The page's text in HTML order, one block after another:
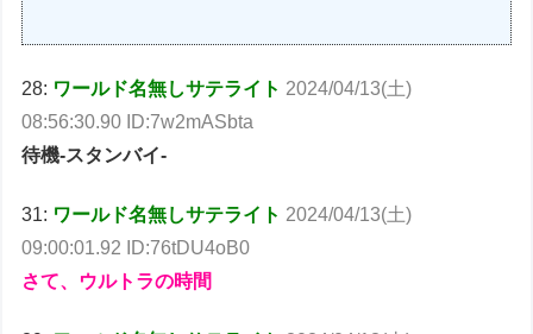
28: ワールド名無しサテライト 2024/04/13(土)
08:56:30.90 ID:7w2mASbta
待機-スタンバイ-
31: ワールド名無しサテライト 2024/04/13(土)
09:00:01.92 ID:76tDU4oB0
さて、ウルトラの時間